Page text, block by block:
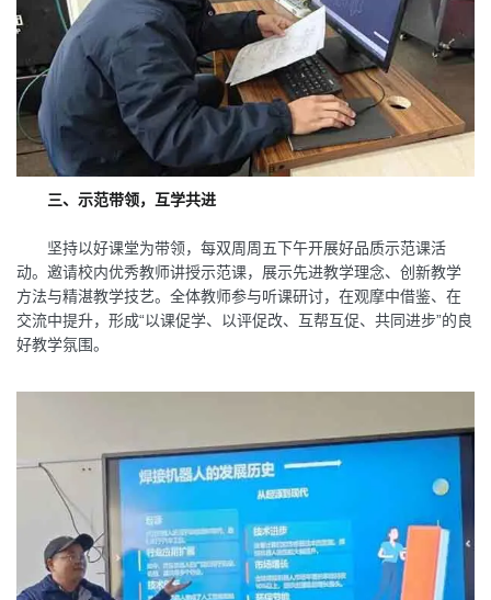
三、示范带领，互学共进
坚持以好课堂为带领，每双周周五下午开展好品质示范课活
动。邀请校内优秀教师讲授示范课，展示先进教学理念、创新教学
方法与精湛教学技艺。全体教师参与听课研讨，在观摩中借鉴、在
交流中提升，形成“以课促学、以评促改、互帮互促、共同进步”的良
好教学氛围。